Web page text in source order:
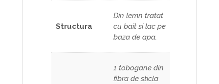
Structura
Din lemn tratat
cu bait si lac pe
baza de apa.
1 tobogane din
fibra de sticla